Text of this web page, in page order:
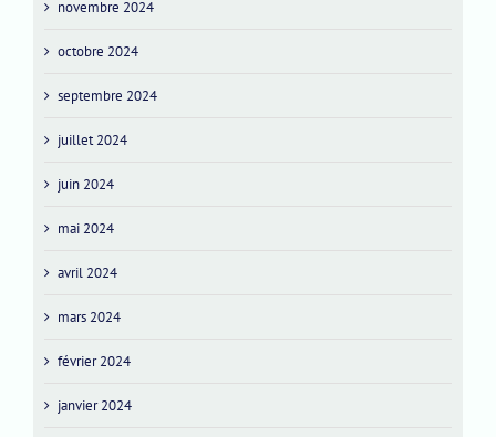
novembre 2024
octobre 2024
septembre 2024
juillet 2024
juin 2024
mai 2024
avril 2024
mars 2024
février 2024
janvier 2024